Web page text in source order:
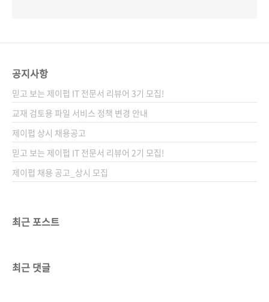
공지사항
믿고 보는 제이펍 IT 전문서 리뷰어 3기 모집!
교재 검토용 파일 서비스 정책 변경 안내
제이펍 상시 채용공고
믿고 보는 제이펍 IT 전문서 리뷰어 2기 모집!
제이펍 채용 공고_상시 모집
최근 포스트
최근 댓글